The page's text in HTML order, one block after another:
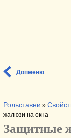
Допменю
Рольставни »
жалюзи на окна
Защитные